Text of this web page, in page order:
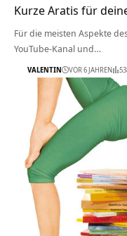
Kurze Aratis für
Für die meisten Aspekte
YouTube-Kanal und…
VALENTIN VOR 6 JAHREN